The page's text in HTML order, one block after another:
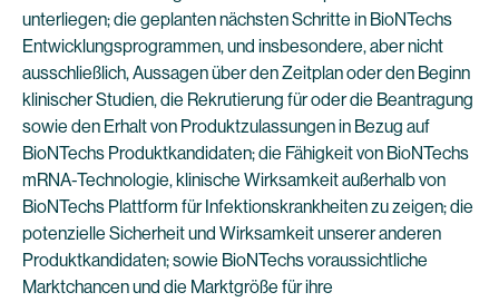
unterliegen; die geplanten nächsten Schritte in BioNTechs
Entwicklungsprogrammen, und insbesondere, aber nicht
ausschließlich, Aussagen über den Zeitplan oder den Beginn
klinischer Studien, die Rekrutierung für oder die Beantragung
sowie den Erhalt von Produktzulassungen in Bezug auf
BioNTechs Produktkandidaten; die Fähigkeit von BioNTechs
mRNA-Technologie, klinische Wirksamkeit außerhalb von
BioNTechs Plattform für Infektionskrankheiten zu zeigen; die
potenzielle Sicherheit und Wirksamkeit unserer anderen
Produktkandidaten; sowie BioNTechs voraussichtliche
Marktchancen und die Marktgröße für ihre